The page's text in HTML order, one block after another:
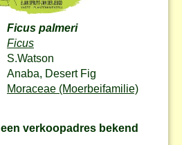
Ficus palmeri
Ficus
S.Watson
Anaba, Desert Fig
Moraceae (Moerbeifamilie)
verkoopadres bekend